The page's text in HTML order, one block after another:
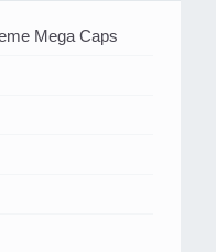
Mega Caps